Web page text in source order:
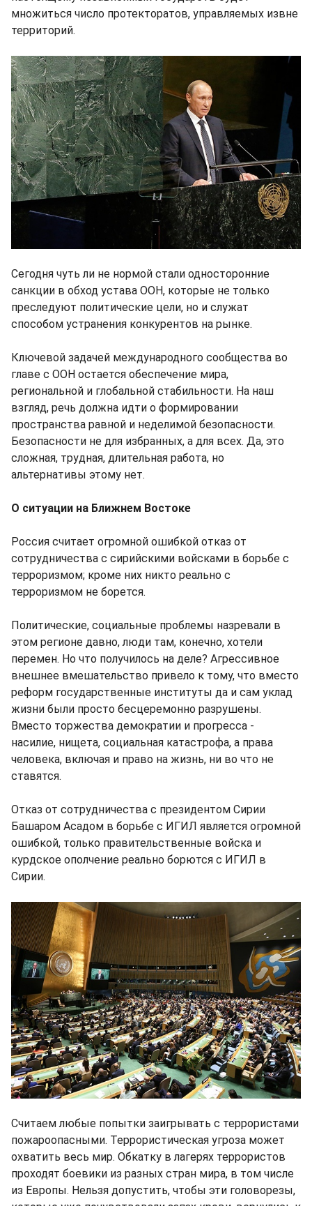
множиться число протекторатов, управляемых извне
территорий.
Сегодня чуть ли не нормой стали односторонние
санкции в обход устава ООН, которые не только
преследуют политические цели, но и служат
способом устранения конкурентов на рынке.
Ключевой задачей международного сообщества во
главе с ООН остается обеспечение мира,
региональной и глобальной стабильности. На наш
взгляд, речь должна идти о формировании
пространства равной и неделимой безопасности.
Безопасности не для избранных, а для всех. Да, это
сложная, трудная, длительная работа, но
альтернативы этому нет.
О ситуации на Ближнем Востоке
Россия считает огромной ошибкой отказ от
сотрудничества с сирийскими войсками в борьбе с
терроризмом; кроме них никто реально с
терроризмом не борется.
Политические, социальные проблемы назревали в
этом регионе давно, люди там, конечно, хотели
перемен. Но что получилось на деле? Агрессивное
внешнее вмешательство привело к тому, что вместо
реформ государственные институты да и сам уклад
жизни были просто бесцеремонно разрушены.
Вместо торжества демократии и прогресса -
насилие, нищета, социальная катастрофа, а права
человека, включая и право на жизнь, ни во что не
ставятся.
Отказ от сотрудничества с президентом Сирии
Башаром Асадом в борьбе с ИГИЛ является огромной
ошибкой, только правительственные войска и
курдское ополчение реально борются с ИГИЛ в
Сирии.
Считаем любые попытки заигрывать с террористами
пожароопасными. Террористическая угроза может
охватить весь мир. Обкатку в лагерях террористов
проходят боевики из разных стран мира, в том числе
из Европы. Нельзя допустить, чтобы эти головорезы,